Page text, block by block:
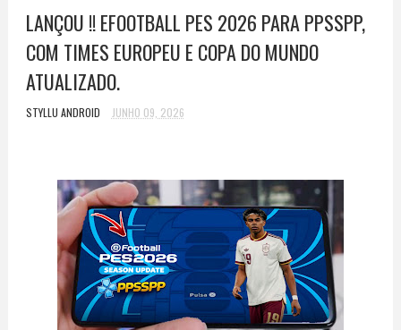
LANÇOU !! EFOOTBALL PES 2026 PARA PPSSPP,
COM TIMES EUROPEU E COPA DO MUNDO
ATUALIZADO.
STYLLU ANDROID JUNHO 09, 2026